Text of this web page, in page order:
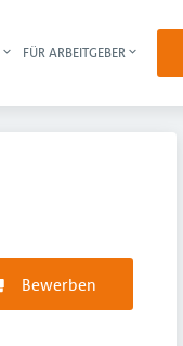
FÜR ARBEITGEBER
Bewerben